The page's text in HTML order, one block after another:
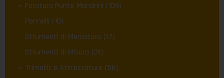
Foratura Punte Mandrini (109)
Pennelli (10)
Strumenti di Marcatura (17)
Strumenti di Misura (31)
Trimatic e Attrezzature (56)